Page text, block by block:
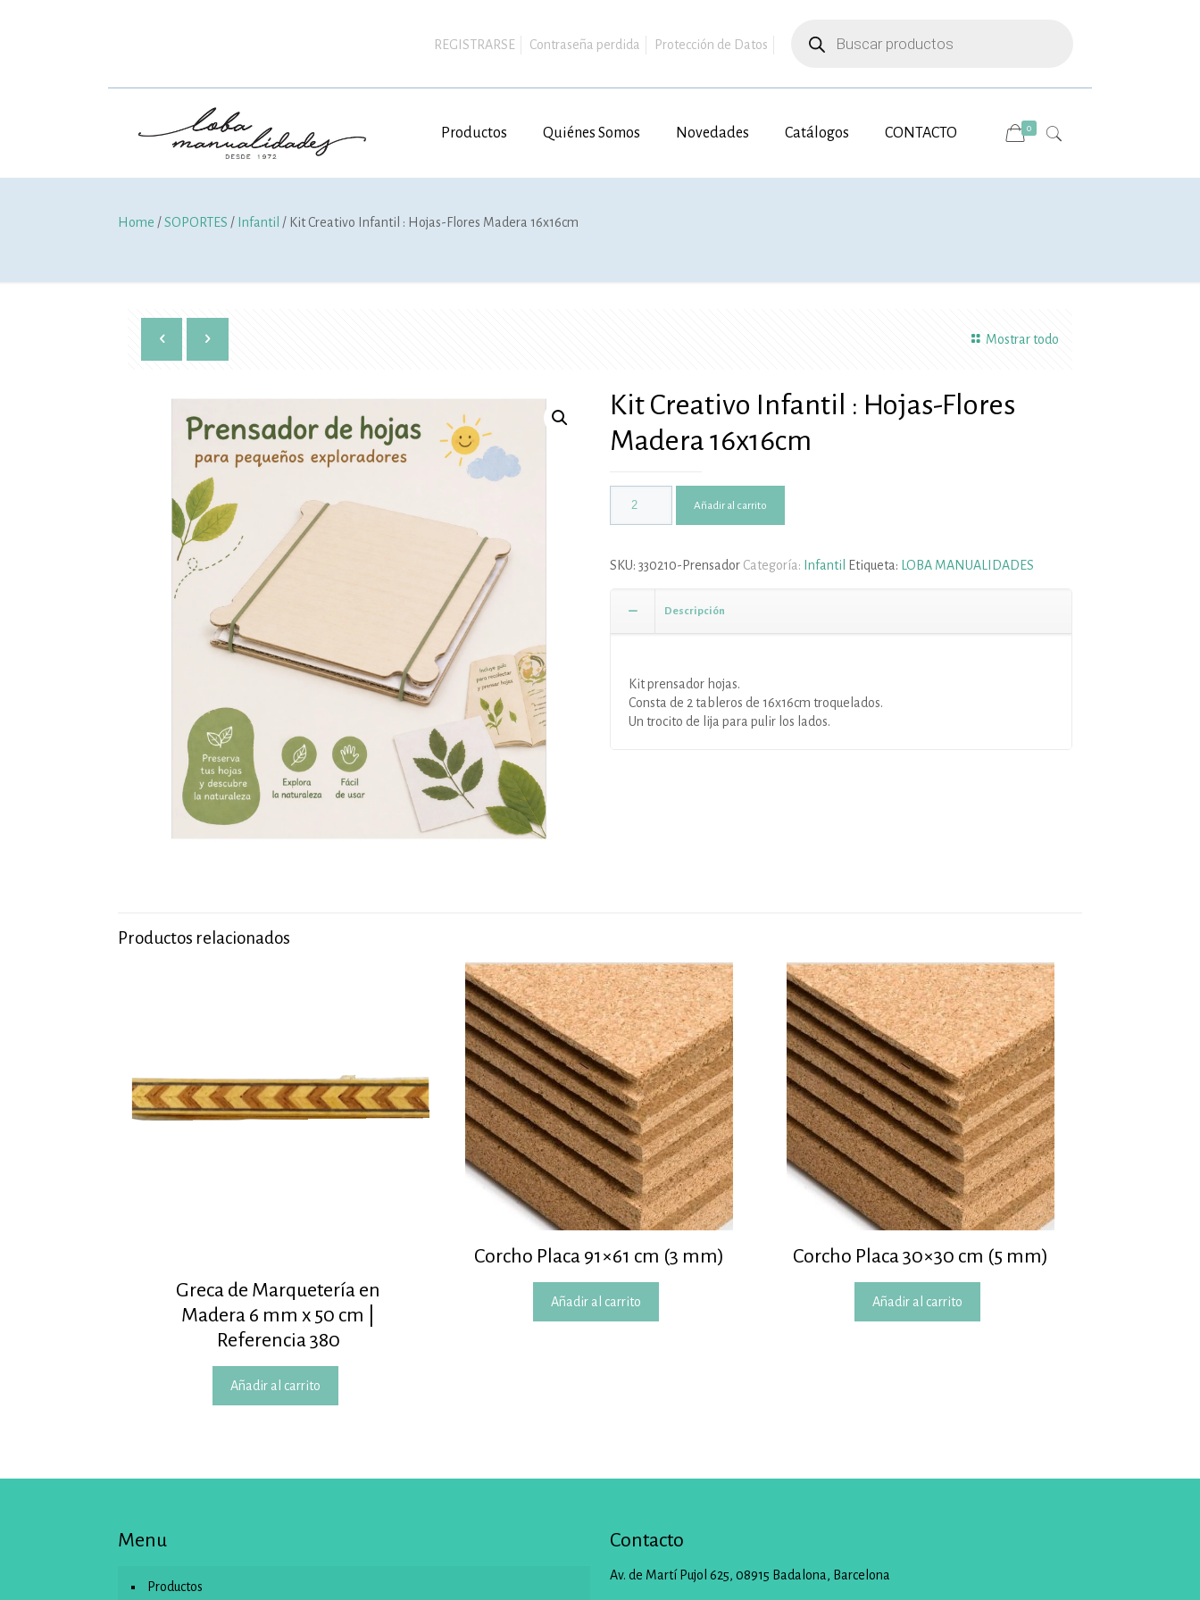
REGISTRARSE Contraseña perdida Protección de Datos
productos
Productos Quiénes Somos Novedades Catálogos CONTACTO 0
Home /SOPORTES / Infantil / Kit Creativo Infantil : Hojas-Flores Madera 16x16cm
Mostrar todo
Kit Creativo Infantil : Hojas-Flores
Madera 16x16cm
Añadir al carrito
SKU: 330210-Prensador Categoría: Infantil Etiqueta: LOBA MANUALIDADES
Descripción
Kit prensador hojas.
Consta de 2 tableros de 16x16cm troquelados.
Un trocito de lija para pulir los lados.
Productos relacionados
Greca de Marquetería en
Madera 6 mm x 50 cm |
Referencia 380
Añadir al carrito
Corcho Placa 91×61 cm (3 mm)
Añadir al carrito
Corcho Placa 30×30 cm (5 mm)
Añadir al carrito
Menu
Productos
Contacto
Av. de Martí Pujol 625, 08915 Badalona, Barcelona